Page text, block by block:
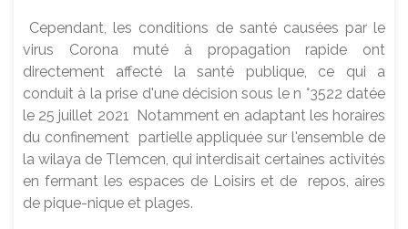
Cependant, les conditions de santé causées par le
virus Corona muté à propagation rapide ont
directement affecté la santé publique, ce qui a
conduit à la prise d'une décision sous le n °3522 datée
le 25 juillet 2021 Notamment en adaptant les horaires
du confinement partielle appliquée sur l'ensemble de
la wilaya de Tlemcen, qui interdisait certaines activités
en fermant les espaces de Loisirs et de repos, aires
de pique-nique et plages.